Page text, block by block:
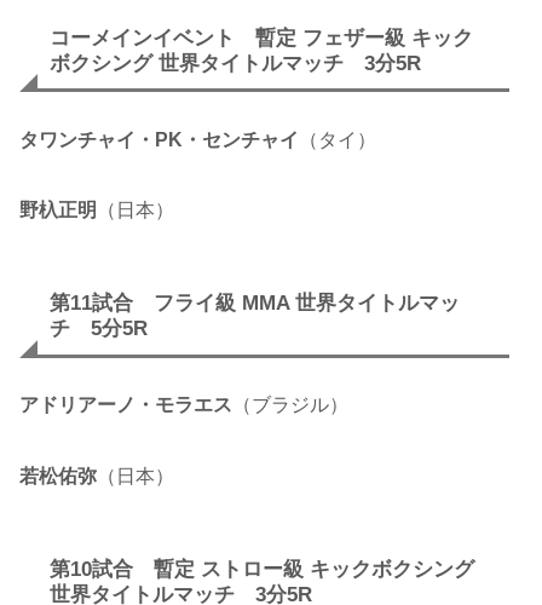
コーメインイベント 暫定 フェザー級 キック
ボクシング 世界タイトルマッチ 3分5R
タワンチャイ・PK・センチャイ （タイ）
野杁正明 （日本）
第11試合 フライ級 MMA 世界タイトルマッ
チ 5分5R
アドリアーノ・モラエス （ブラジル）
若松佑弥 （日本）
第10試合 暫定 ストロー級 キックボクシング
世界タイトルマッチ 3分5R